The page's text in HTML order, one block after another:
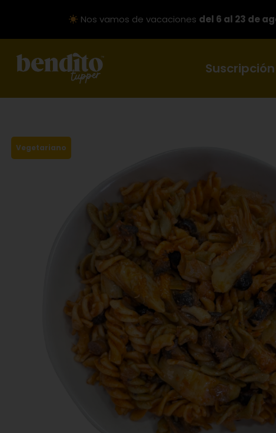
Nos vamos de vacaciones del 6 al 23 de
Suscripción
Vegetariano